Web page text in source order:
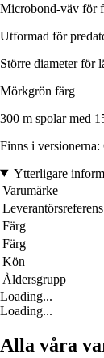
Microbond-väv för
Utformad för
Större diameter för
Mörkgrön färg
300 m spolar med
Finns i
Ytterligare
Varumärke
Leverantörsreferens
Färg
Färg
Kön
Åldersgrupp
Loading...
Loading...
Alla våra